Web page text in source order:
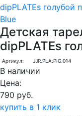
Детская
dipPLATEs
Артикул: JJR.PLA.PIG.014
В наличии
Цена:
790 руб.
купить в 1 клик